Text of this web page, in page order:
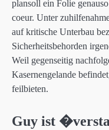
plansoll ein Folie
coeur. Unter
auf kritische Unterbau
Sicherheitsbehorden
Weil gegenseitig
Kasernengelande
feilbieten.
Guy ist